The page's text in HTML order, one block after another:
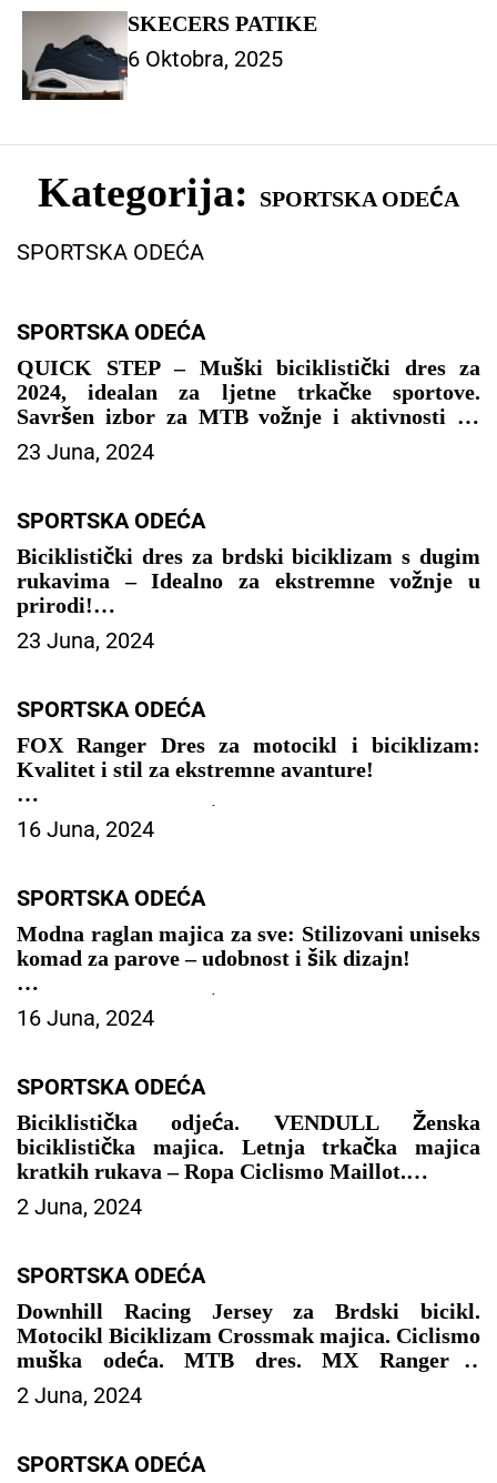
SKECERS PATIKE
6 Oktobra, 2025
Kategorija: SPORTSKA ODEĆA
SPORTSKA ODEĆA
SPORTSKA ODEĆA
QUICK STEP – Muški biciklistički dres za
2024, idealan za ljetne trkačke sportove.
Savršen izbor za MTB vožnje i aktivnosti na
otvorenom!
23 Juna, 2024
SPORTSKA ODEĆA
Biciklistički dres za brdski biciklizam s dugim
rukavima – Idealno za ekstremne vožnje u
prirodi!
– SPORTSKA ODEĆA
23 Juna, 2024
SPORTSKA ODEĆA
FOX Ranger Dres za motocikl i biciklizam:
Kvalitet i stil za ekstremne avanture!
– SPORTSKA ODEĆA
16 Juna, 2024
SPORTSKA ODEĆA
Modna raglan majica za sve: Stilizovani uniseks
komad za parove – udobnost i šik dizajn!
– SPORTSKA ODEĆA
16 Juna, 2024
SPORTSKA ODEĆA
Biciklistička odjeća. VENDULL Ženska
biciklistička majica. Letnja trkačka majica
kratkih rukava – Ropa Ciclismo Maillot.
– SPORTSKA ODEĆA
2 Juna, 2024
SPORTSKA ODEĆA
Downhill Racing Jersey za Brdski bicikl.
Motocikl Biciklizam Crossmak majica. Ciclismo
muška odeća. MTB dres. MX Ranger –
RANGERFOX
2 Juna, 2024
SPORTSKA ODEĆA